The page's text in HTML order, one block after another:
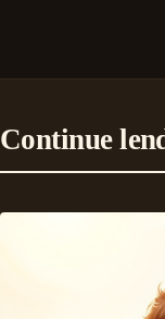
Continue